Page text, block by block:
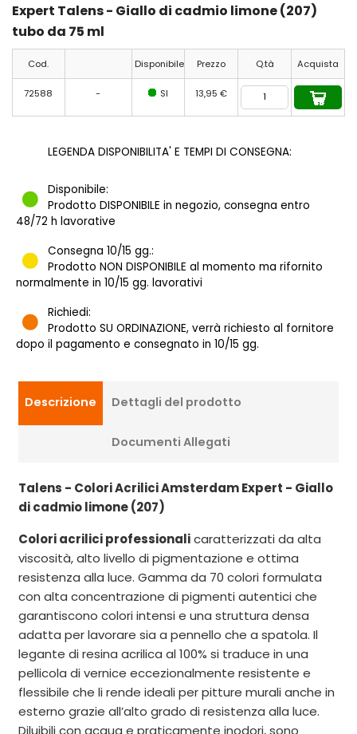
Expert Talens - Giallo di cadmio limone (207)
tubo da 75 ml
Cod. Disponibile Prezzo Q.tà Acquista
72588 - SI 13,95 €
LEGENDA DISPONIBILITA' E TEMPI DI CONSEGNA:
Disponibile:
Prodotto DISPONIBILE in negozio, consegna entro
48/72 h lavorative
Consegna 10/15 gg.:
Prodotto NON DISPONIBILE al momento ma rifornito
normalmente in 10/15 gg. lavorativi
Richiedi:
Prodotto SU ORDINAZIONE, verrà richiesto al fornitore
dopo il pagamento e consegnato in 10/15 gg.
Descrizione Dettagli del prodotto
Documenti Allegati
Talens - Colori Acrilici Amsterdam Expert - Giallo
di cadmio limone (207)
Colori acrilici professionalicaratterizzati da alta
viscosità, alto livello di pigmentazione e ottima
resistenza alla luce. Gamma da 70 colori formulata
con alta concentrazione di pigmenti autentici che
garantiscono colori intensi e una struttura densa
adatta per lavorare sia a pennello che a spatola. Il
legante di resina acrilica al 100% si traduce in una
pellicola di vernice eccezionalmente resistente e
flessibile che li rende ideali per pitture murali anche in
esterno grazie all’alto grado di resistenza alla luce.
Diluibili con acqua e praticamente inodori, sono